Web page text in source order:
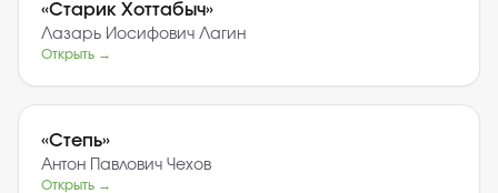
«Старик Хоттабыч»
Лазарь Иосифович Лагин
Открыть →
«Степь»
Антон Павлович Чехов
Открыть →